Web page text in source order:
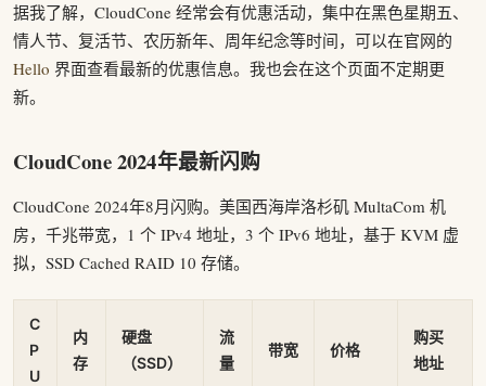
据我了解，CloudCone 经常会有优惠活动，集中在黑色星期五、
情人节、复活节、农历新年、周年纪念等时间，可以在官网的
Hello 界面查看最新的优惠信息。我也会在这个页面不定期更
新。
CloudCone 2024年最新闪购
CloudCone 2024年8月闪购。美国西海岸洛杉矶 MultaCom 机
房，千兆带宽，1 个 IPv4 地址，3 个 IPv6 地址，基于 KVM 虚
拟，SSD Cached RAID 10 存储。
C
P
U
内
存
硬盘
（SSD）
流
量
带宽 价格
购买
地址